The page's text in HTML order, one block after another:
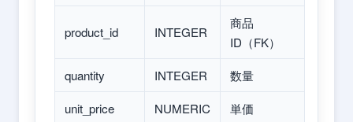
product_id INTEGER
商品
ID（FK）
quantity
INTEGER
数量
unit_price
NUMERIC 単価